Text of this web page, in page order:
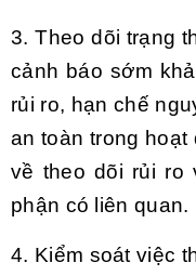
3. Theo dõi trạng
cảnh báo sớm
rủi ro, hạn chế
an toàn trong hoạt
về theo dõi rủi ro
phận có liên quan.
4. Kiểm soát việc